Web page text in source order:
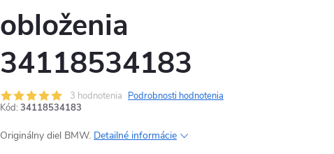
obloženia
34118534183
3 hodnotenia Podrobnosti hodnotenia
Kód: 34118534183
Originálny diel BMW. Detailné informácie